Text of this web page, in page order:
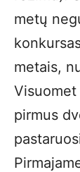
metų
metais,
pirmus